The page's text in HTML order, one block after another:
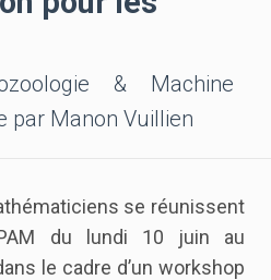
& Machine
par Manon Vuillien
se réunissent
du lundi 10 juin au
le cadre d’un workshop